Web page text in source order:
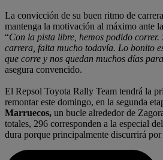
La convicción de su buen ritmo de
mantenga la motivación al máximo ante
“Con la pista libre, hemos podido
carrera, falta mucho todavía. Lo bonito
que corre y nos quedan muchos días
asegura convencido.
El Repsol Toyota Rally Team tendrá la
remontar este domingo, en la segunda
Marruecos, un bucle alrededor de
totales, 296 corresponden a la especial
dura porque principalmente discurrirá